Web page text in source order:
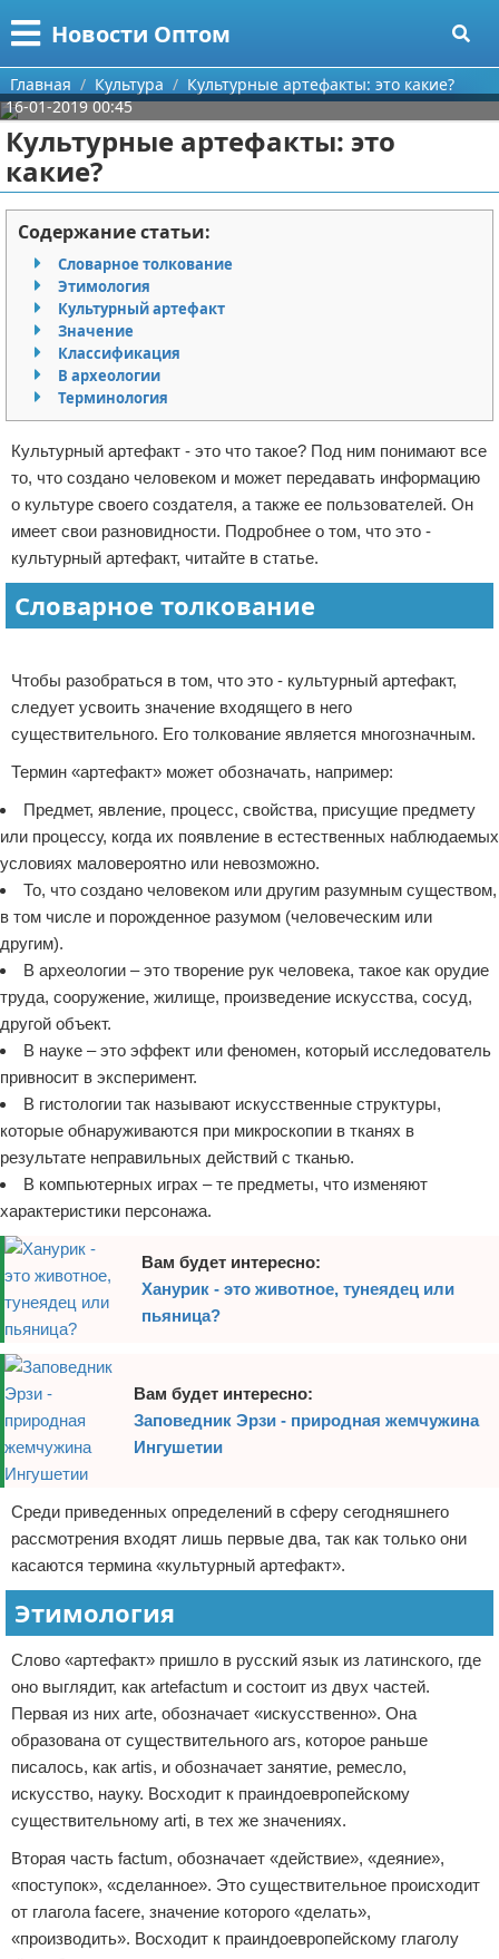
Новости Оптом
Меню
Главная
Категории
Информационные технологии
Автомобили
Знаменитости
Политика
Природа
Философия
Культура
Экономика
Разное
Поиск
О проекте
Контакты
Сотрудничество
Размещение рекламы
Для правообладателей
Условия предоставления информации
Отказ от ответственности
Главная Культура
Культурные артефакты: это какие?
16-01-2019 00:45
Культурные артефакты: это
какие?
Содержание статьи:
Словарное толкование
Этимология
Культурный артефакт
Значение
Классификация
В археологии
Терминология
Культурный артефакт - это что такое? Под ним понимают все
то, что создано человеком и может передавать информацию
о культуре своего создателя, а также ее пользователей. Он
имеет свои разновидности. Подробнее о том, что это -
культурный артефакт, читайте в статье.
Словарное толкование
Чтобы разобраться в том, что это - культурный артефакт,
следует усвоить значение входящего в него
существительного. Его толкование является многозначным.
Термин «артефакт» может обозначать, например:
Предмет, явление, процесс, свойства, присущие предмету
или процессу, когда их появление в естественных наблюдаемых
условиях маловероятно или невозможно.
То, что создано человеком или другим разумным существом,
в том числе и порожденное разумом (человеческим или
другим).
В археологии – это творение рук человека, такое как орудие
труда, сооружение, жилище, произведение искусства, сосуд,
другой объект.
В науке – это эффект или феномен, который исследователь
привносит в эксперимент.
В гистологии так называют искусственные структуры,
которые обнаруживаются при микроскопии в тканях в
результате неправильных действий с тканью.
В компьютерных играх – те предметы, что изменяют
характеристики персонажа.
Вам будет интересно:
Ханурик - это животное, тунеядец или
пьяница?
Вам будет интересно:
Заповедник Эрзи - природная жемчужина
Ингушетии
Среди приведенных определений в сферу сегодняшнего
рассмотрения входят лишь первые два, так как только они
касаются термина «культурный артефакт».
Этимология
Слово «артефакт» пришло в русский язык из латинского, где
оно выглядит, как artefactum и состоит из двух частей.
Первая из них arte, обозначает «искусственно». Она
образована от существительного ars, которое раньше
писалось, как artis, и обозначает занятие, ремесло,
искусство, науку. Восходит к праиндоевропейскому
существительному arti, в тех же значениях.
Вторая часть factum, обозначает «действие», «деяние»,
«поступок», «сделанное». Это существительное происходит
от глагола facere, значение которого «делать»,
«производить». Восходит к праиндоевропейскому глаголу